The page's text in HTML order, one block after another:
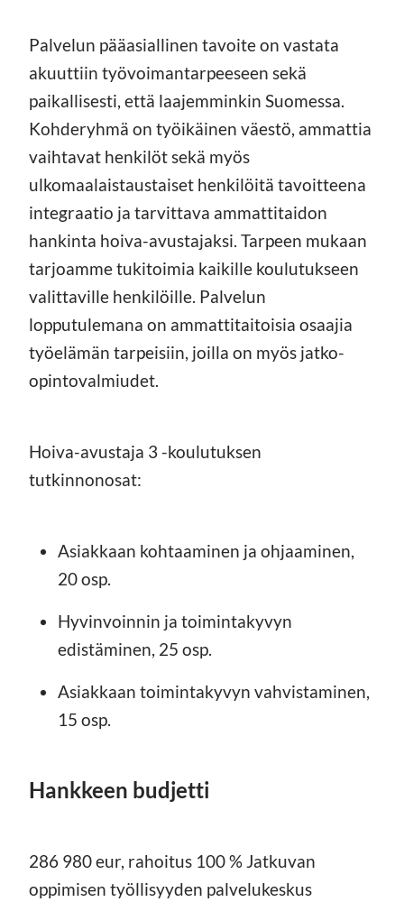
Palvelun pääasiallinen tavoite on vastata
akuuttiin työvoimantarpeeseen sekä
paikallisesti, että laajemminkin Suomessa.
Kohderyhmä on työikäinen väestö, ammattia
vaihtavat henkilöt sekä myös
ulkomaalaistaustaiset henkilöitä tavoitteena
integraatio ja tarvittava ammattitaidon
hankinta hoiva-avustajaksi. Tarpeen mukaan
tarjoamme tukitoimia kaikille koulutukseen
valittaville henkilöille. Palvelun
lopputulemana on ammattitaitoisia osaajia
työelämän tarpeisiin, joilla on myös jatko-
opintovalmiudet.
Hoiva-avustaja 3 -koulutuksen
tutkinnonosat:
Asiakkaan kohtaaminen ja ohjaaminen,
20 osp.
Hyvinvoinnin ja toimintakyvyn
edistäminen, 25 osp.
Asiakkaan toimintakyvyn vahvistaminen,
15 osp.
Hankkeen budjetti
286 980 eur, rahoitus 100 % Jatkuvan
oppimisen työllisyyden palvelukeskus